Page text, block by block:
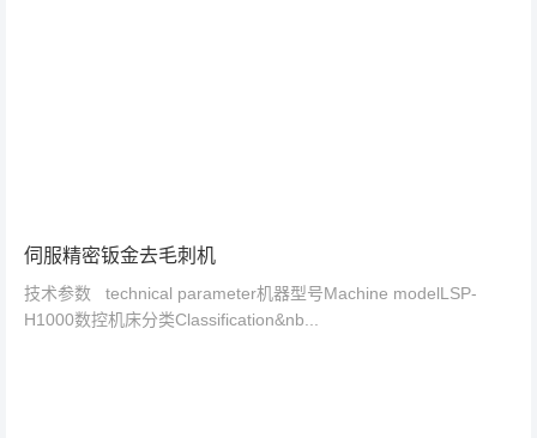
伺服精密钣金去毛刺机
技术参数 technical parameter机器型号Machine modelLSP-
H1000数控机床分类Classification&nb...